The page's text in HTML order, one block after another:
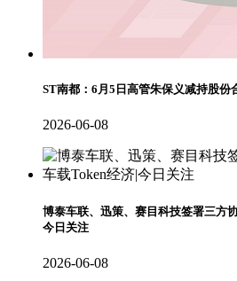
ST南都：6月5日高管朱保义减持股份
2026-06-08
博泰车联、迅策、赛目科技签署三方
今日关注
2026-06-08